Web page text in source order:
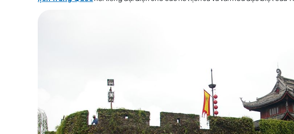
Cổng Pamen thuộc Khu danh lam thắng cảnh Panmen. Nằm ở
được trao tặng danh lam thắng cảnh AAAA và được công nhận
1982 và cấp nhà nước vào năm 2006 với nhiều di tích lịch sử và
Khu thắng cảnh Panmen nổi tiếng với 3 cảnh đẹp: Cổng Panmen
kính nổi tiếng. Để phát huy lịch sử và văn hóa của Tô Châu, các
tường thành cổ, Tháp Thụy Quang đã được sửa chữa, các hội
Sirui (Tứ phúc đức), Đền tưởng niệm Thủ tướng Ngô Tử Tư (Thủ
xây dựng mới. Bên cạnh đó, nơi này đã xây dựng một ao và ba
phong cảnh hấp dẫn, Đình rừng xanh ẩn núp, Cầu hành lang hai
lịchTrung Quốcnổi tiếng đại diện cho các nét lịch sử và văn hóa